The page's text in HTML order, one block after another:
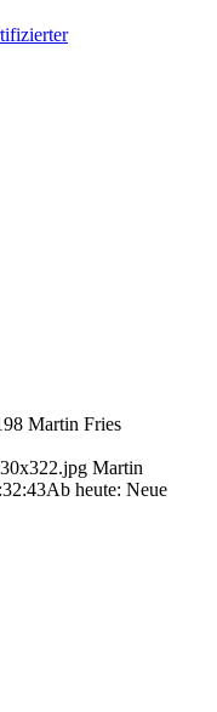
Martin Fries
Martin
Ab heute: Neue